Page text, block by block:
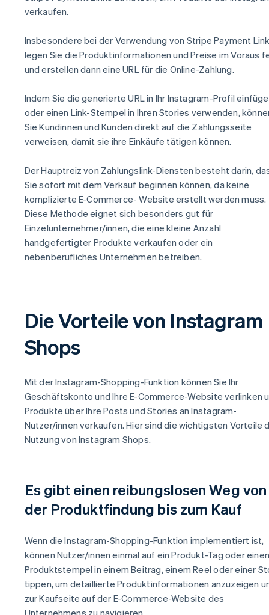
verkaufen.
Insbesondere bei der Verwendung von Stripe Payment
legen Sie die Produktinformationen und Preise im Voraus
und erstellen dann eine URL für die Online-Zahlung.
Indem Sie die generierte URL in Ihr Instagram-Profil
oder einen Link-Stempel in Ihren Stories verwenden,
Sie Kundinnen und Kunden direkt auf die Zahlungsseite
verweisen, damit sie ihre Einkäufe tätigen können.
Der Hauptreiz von Zahlungslink-Diensten besteht darin,
Sie sofort mit dem Verkauf beginnen können, da keine
komplizierte E-Commerce- Website erstellt werden muss.
Diese Methode eignet sich besonders gut für
Einzelunternehmer/innen, die eine kleine Anzahl
handgefertigter Produkte verkaufen oder ein
nebenberufliches Unternehmen betreiben.
Die Vorteile von Instagram
Shops
Mit der Instagram-Shopping-Funktion können Sie Ihr
Geschäftskonto und Ihre E-Commerce-Website verlinken
Produkte über Ihre Posts und Stories an Instagram-
Nutzer/innen verkaufen. Hier sind die wichtigsten Vorteile
Nutzung von Instagram Shops.
Es gibt einen reibungslosen Weg von
der Produktfindung bis zum Kauf
Wenn die Instagram-Shopping-Funktion implementiert ist,
können Nutzer/innen einmal auf ein Produkt-Tag oder einen
Produktstempel in einem Beitrag, einem Reel oder einer
tippen, um detaillierte Produktinformationen anzuzeigen
zur Kaufseite auf der E-Commerce-Website des
Unternehmens zu navigieren.